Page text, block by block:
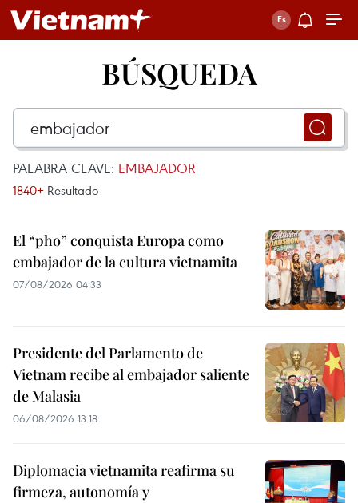
BÚSQUEDA
PALABRA CLAVE: EMBAJADOR
1840+ Resultado
El “pho” conquista Europa como
embajador de la cultura vietnamita
07/08/2026 04:33
Presidente del Parlamento de
Vietnam recibe al embajador saliente
de Malasia
06/08/2026 13:18
Diplomacia vietnamita reafirma su
firmeza, autonomía y